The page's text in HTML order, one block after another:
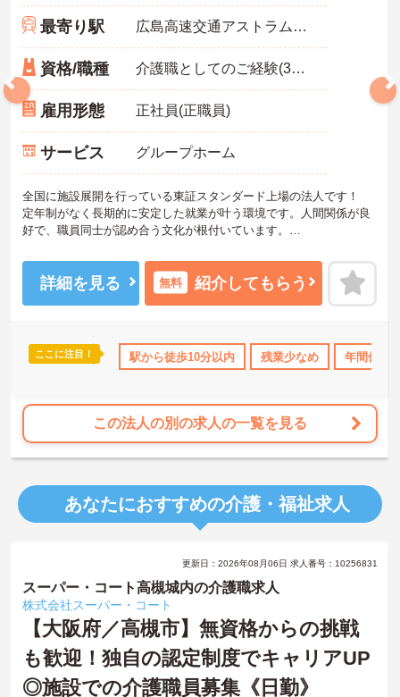
・賞与あり 社会保険完備 交通費支給 退職金制度あり
最寄り駅 広島高速交通アストラムライン「大原(広島)駅」徒歩1分
資格/職種 介護職としてのご経験(3年以上)あれ尚可
雇用形態 正社員(正職員)
サービス グループホーム
全国に施設展開を行っている東証スタンダード上場の法人です！
定年制がなく長期的に安定した就業が叶う環境です。人間関係が良
好で、職員同士が認め合う文化が根付いています。
しますのでお気軽にご相談ください！
詳細を見る 無料 紹介してもらう
ここに注目！ 駅から徒歩10分以内 残業少なめ 年間休日
この法人の別の求人の一覧を見る
あなたにおすすめの介護・福祉求人
更新日：2026年08月06日 求人番号：10256831
スーパー・コート高槻城内の介護職求人
株式会社スーパー・コート
【大阪府／高槻市】無資格からの挑戦
も歓迎！独自の認定制度でキャリアUP
◎施設での介護職員募集《日勤》